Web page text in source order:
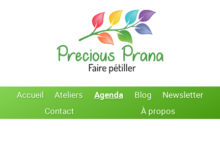
Accueil Ateliers Agenda Blog
Newsletter
Contact
À propos